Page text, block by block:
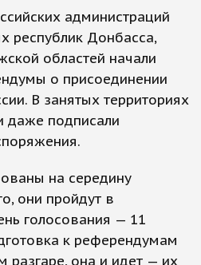
администраций
республик Донбасса,
областей начали
о присоединении
В занятых территориях
даже подписали
на середину
они пройдут в
голосования — 11
к референдумам
разгаре, она и идет — их